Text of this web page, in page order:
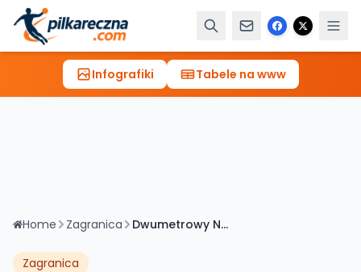
Infografiki Tabele na www
Home Zagranica Dwumetrowy Norweg wzmocni IFK Skövde na kolejne dwa sezony
Zagranica